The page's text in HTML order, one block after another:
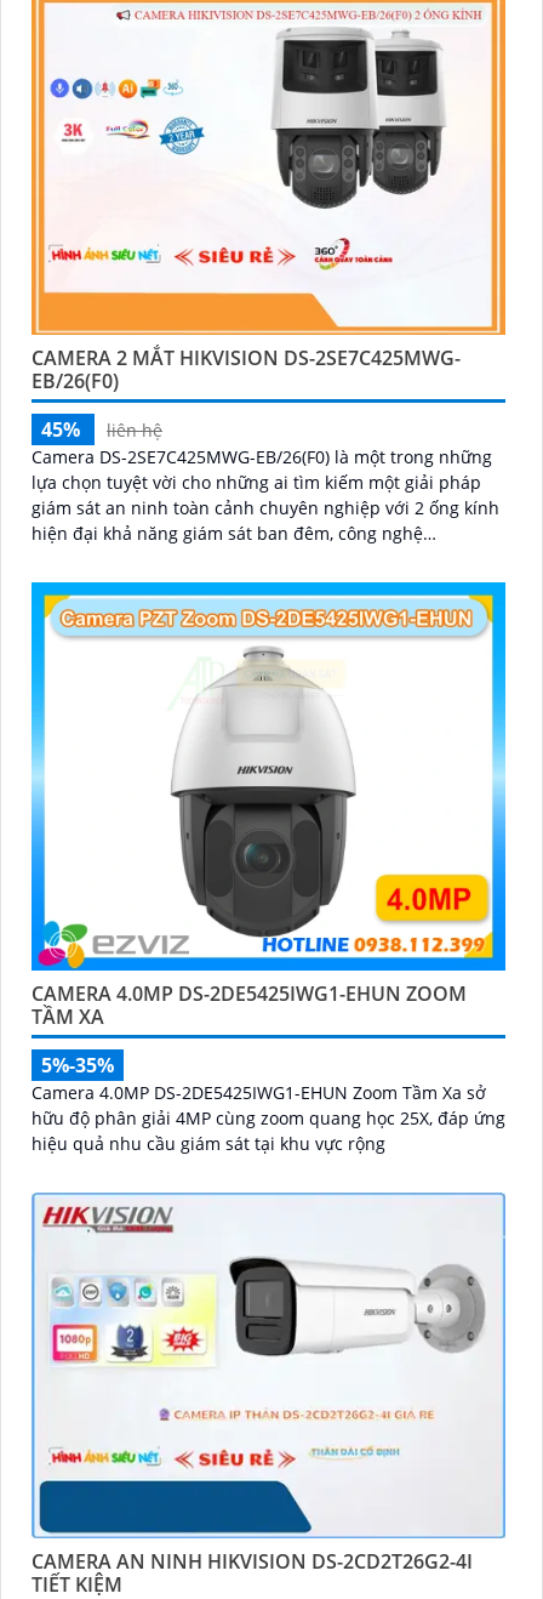
CAMERA 2 MẮT HIKVISION DS-2SE7C425MWG-
EB/26(F0)
45%
liên hệ
Camera DS-2SE7C425MWG-EB/26(F0) là một trong những
lựa chọn tuyệt vời cho những ai tìm kiếm một giải pháp
giám sát an ninh toàn cảnh chuyên nghiệp với 2 ống kính
hiện đại khả năng giám sát ban đêm, công nghệ
ninh một cách tối ưu.
CAMERA 4.0MP DS-2DE5425IWG1-EHUN ZOOM
TẦM XA
5%-35%
Camera 4.0MP DS-2DE5425IWG1-EHUN Zoom Tầm Xa sở
hữu độ phân giải 4MP cùng zoom quang học 25X, đáp ứng
hiệu quả nhu cầu giám sát tại khu vực rộng
CAMERA AN NINH HIKVISION DS-2CD2T26G2-4I
TIẾT KIỆM